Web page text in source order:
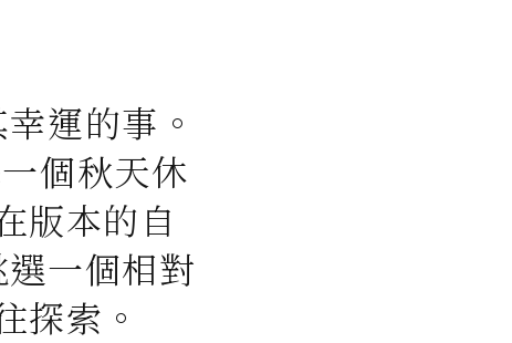
運的事。
個秋天休
版本的自
一個相對
探索。